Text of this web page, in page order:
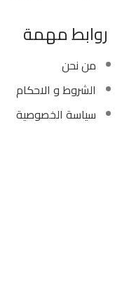
روابط مهمة
من نحن
الشروط و الاحكام
سياسة الخصوصية